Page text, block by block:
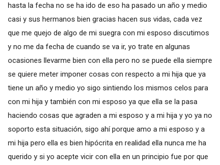
hasta la fecha no se ha ido de eso ha pasado un año y medio
casi y sus hermanos bien gracias hacen sus vidas, cada vez
que me quejo de algo de mi suegra con mi esposo discutimos
y no me da fecha de cuando se va ir, yo trate en algunas
ocasiones llevarme bien con ella pero no se puede ella siempre
se quiere meter imponer cosas con respecto a mi hija que ya
tiene un año y medio yo sigo sintiendo los mismos celos para
con mi hija y también con mi esposo ya que ella se la pasa
haciendo cosas que agraden a mi esposo y a mi hija y yo ya no
soporto esta situación, sigo ahí porque amo a mi esposo y a
mi hija pero ella es bien hipócrita en realidad ella nunca me ha
querido y si yo acepte vicir con ella en un principio fue por que